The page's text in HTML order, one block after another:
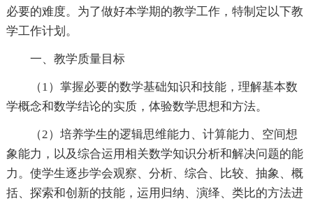
必要的难度。为了做好本学期的教学工作，特制定以下教
学工作计划。
一、教学质量目标
（1）掌握必要的数学基础知识和技能，理解基本数
学概念和数学结论的实质，体验数学思想和方法。
（2）培养学生的逻辑思维能力、计算能力、空间想
象能力，以及综合运用相关数学知识分析和解决问题的能
力。使学生逐步学会观察、分析、综合、比较、抽象、概
括、探索和创新的技能，运用归纳、演绎、类比的方法进